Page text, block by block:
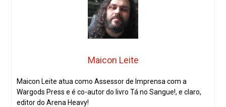
Maicon Leite
Maicon Leite atua como Assessor de Imprensa com a
Wargods Press e é co-autor do livro Tá no Sangue!, e claro,
editor do Arena Heavy!